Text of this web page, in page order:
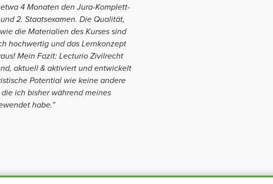
4 Monaten den Jura-Komplett-
2. Staatsexamen. Die Qualität,
die Materialien des Kurses sind
hochwertig und das Lernkonzept
Mein Fazit: Lecturio Zivilrecht
aktuell & aktiviert und entwickelt
Potential wie keine andere
ich bisher während meines
habe.”